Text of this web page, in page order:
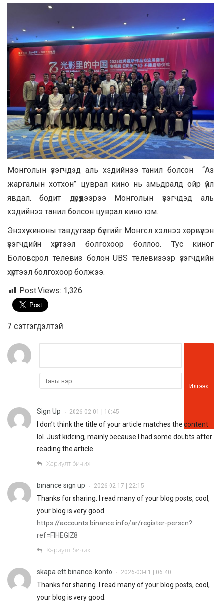
Монголын үзэгчдэд аль хэдийнээ танил болсон “Аз
жаргалын хотхон” цуврал кино нь амьдралд ойр үйл
явдал, бодит дүрүүдээрээ Монголын үзэгчдэд аль
хэдийнээ танил болсон цуврал кино юм.
Энэхүү киноны тавдугаар бүлгийг Монгол хэлнээ хөрвүүлэн
үзэгчдийн хүртээл болгохоор боллоо. Тус киног
Боловсрол телевиз болон UBS телевизээр үзэгчдийн
хүртээл болгохоор болжээ.
Post Views: 1,326
7 cэтгэгдэлтэй
Илгээх
Sign Up • 2026-02-01 | 16:45
I don’t think the title of your article matches the content
lol. Just kidding, mainly because I had some doubts after
reading the article.
Хариулт бичих
binance sign up • 2026-02-17 | 22:15
Thanks for sharing. I read many of your blog posts, cool,
your blog is very good.
https://accounts.binance.info/ar/register-person?
ref=FIHEGIZ8
Хариулт бичих
skapa ett binance-konto • 2026-03-01 | 06:40
Thanks for sharing. I read many of your blog posts, cool,
your blog is very good.